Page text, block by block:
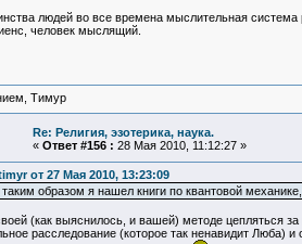
людей во все времена мыслительная система
человек мыслящий.
Тимур
Re: Религия, эзотерика, наука.
« Ответ #156 : 28 Мая 2010, 11:12:27 »
от 27 Мая 2010, 13:23:09
таким образом я нашел книги по квантовой
(как выяснилось, и вашей) методе цепляться
расследование (которое так ненавидит Люба) и